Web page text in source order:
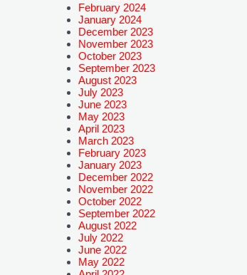
February 2024
January 2024
December 2023
November 2023
October 2023
September 2023
August 2023
July 2023
June 2023
May 2023
April 2023
March 2023
February 2023
January 2023
December 2022
November 2022
October 2022
September 2022
August 2022
July 2022
June 2022
May 2022